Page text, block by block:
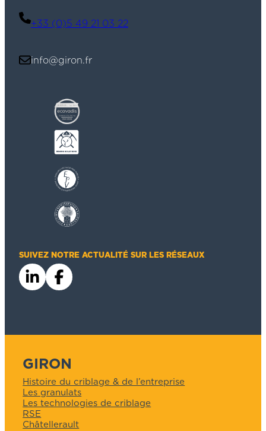
+33 (0)5 49 21 03 22
info@giron.fr
SUIVEZ NOTRE ACTUALITÉ SUR LES RÉSEAUX
GIRON
Histoire du criblage & de l’entreprise
Les granulats
Les technologies de criblage
RSE
Châtellerault